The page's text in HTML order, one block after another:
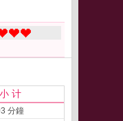
小 计
分鐘